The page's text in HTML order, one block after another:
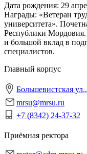
Дата рождения: 29
Награды: «Ветеран
университета».
Республики Мордовия.
и большой вклад в
специалистов.
Главный корпус
Большевистская
mrsu@mrsu.ru
+7 (8342) 24-37-32
Приёмная ректора